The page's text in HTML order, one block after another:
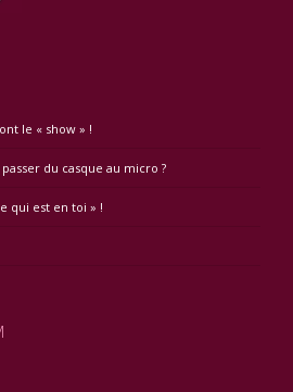
le « show » !
du casque au micro ?
qui est en toi » !